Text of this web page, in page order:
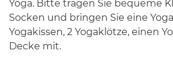
Yoga. Bitte tragen Sie bequeme
Socken und bringen Sie eine
Yogakissen, 2 Yogaklötze, einen
Decke mit.